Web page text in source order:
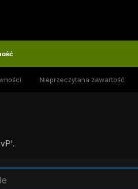
Nieprzeczytana zawartość